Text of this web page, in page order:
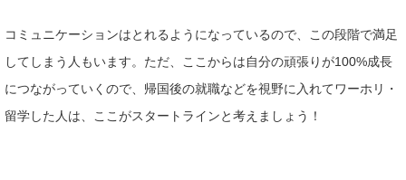
コミュニケーションはとれるようになっているので、この段階で満足
してしまう人もいます。ただ、ここからは自分の頑張りが100%成長
につながっていくので、帰国後の就職などを視野に入れてワーホリ・
留学した人は、ここがスタートラインと考えましょう！